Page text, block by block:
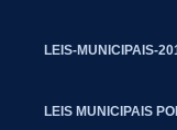
LEIS-MUNICIPAIS-
LEIS MUNICIPAIS